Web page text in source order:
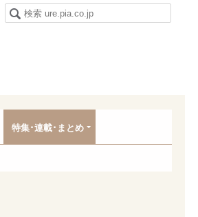
特集･連載･まとめ